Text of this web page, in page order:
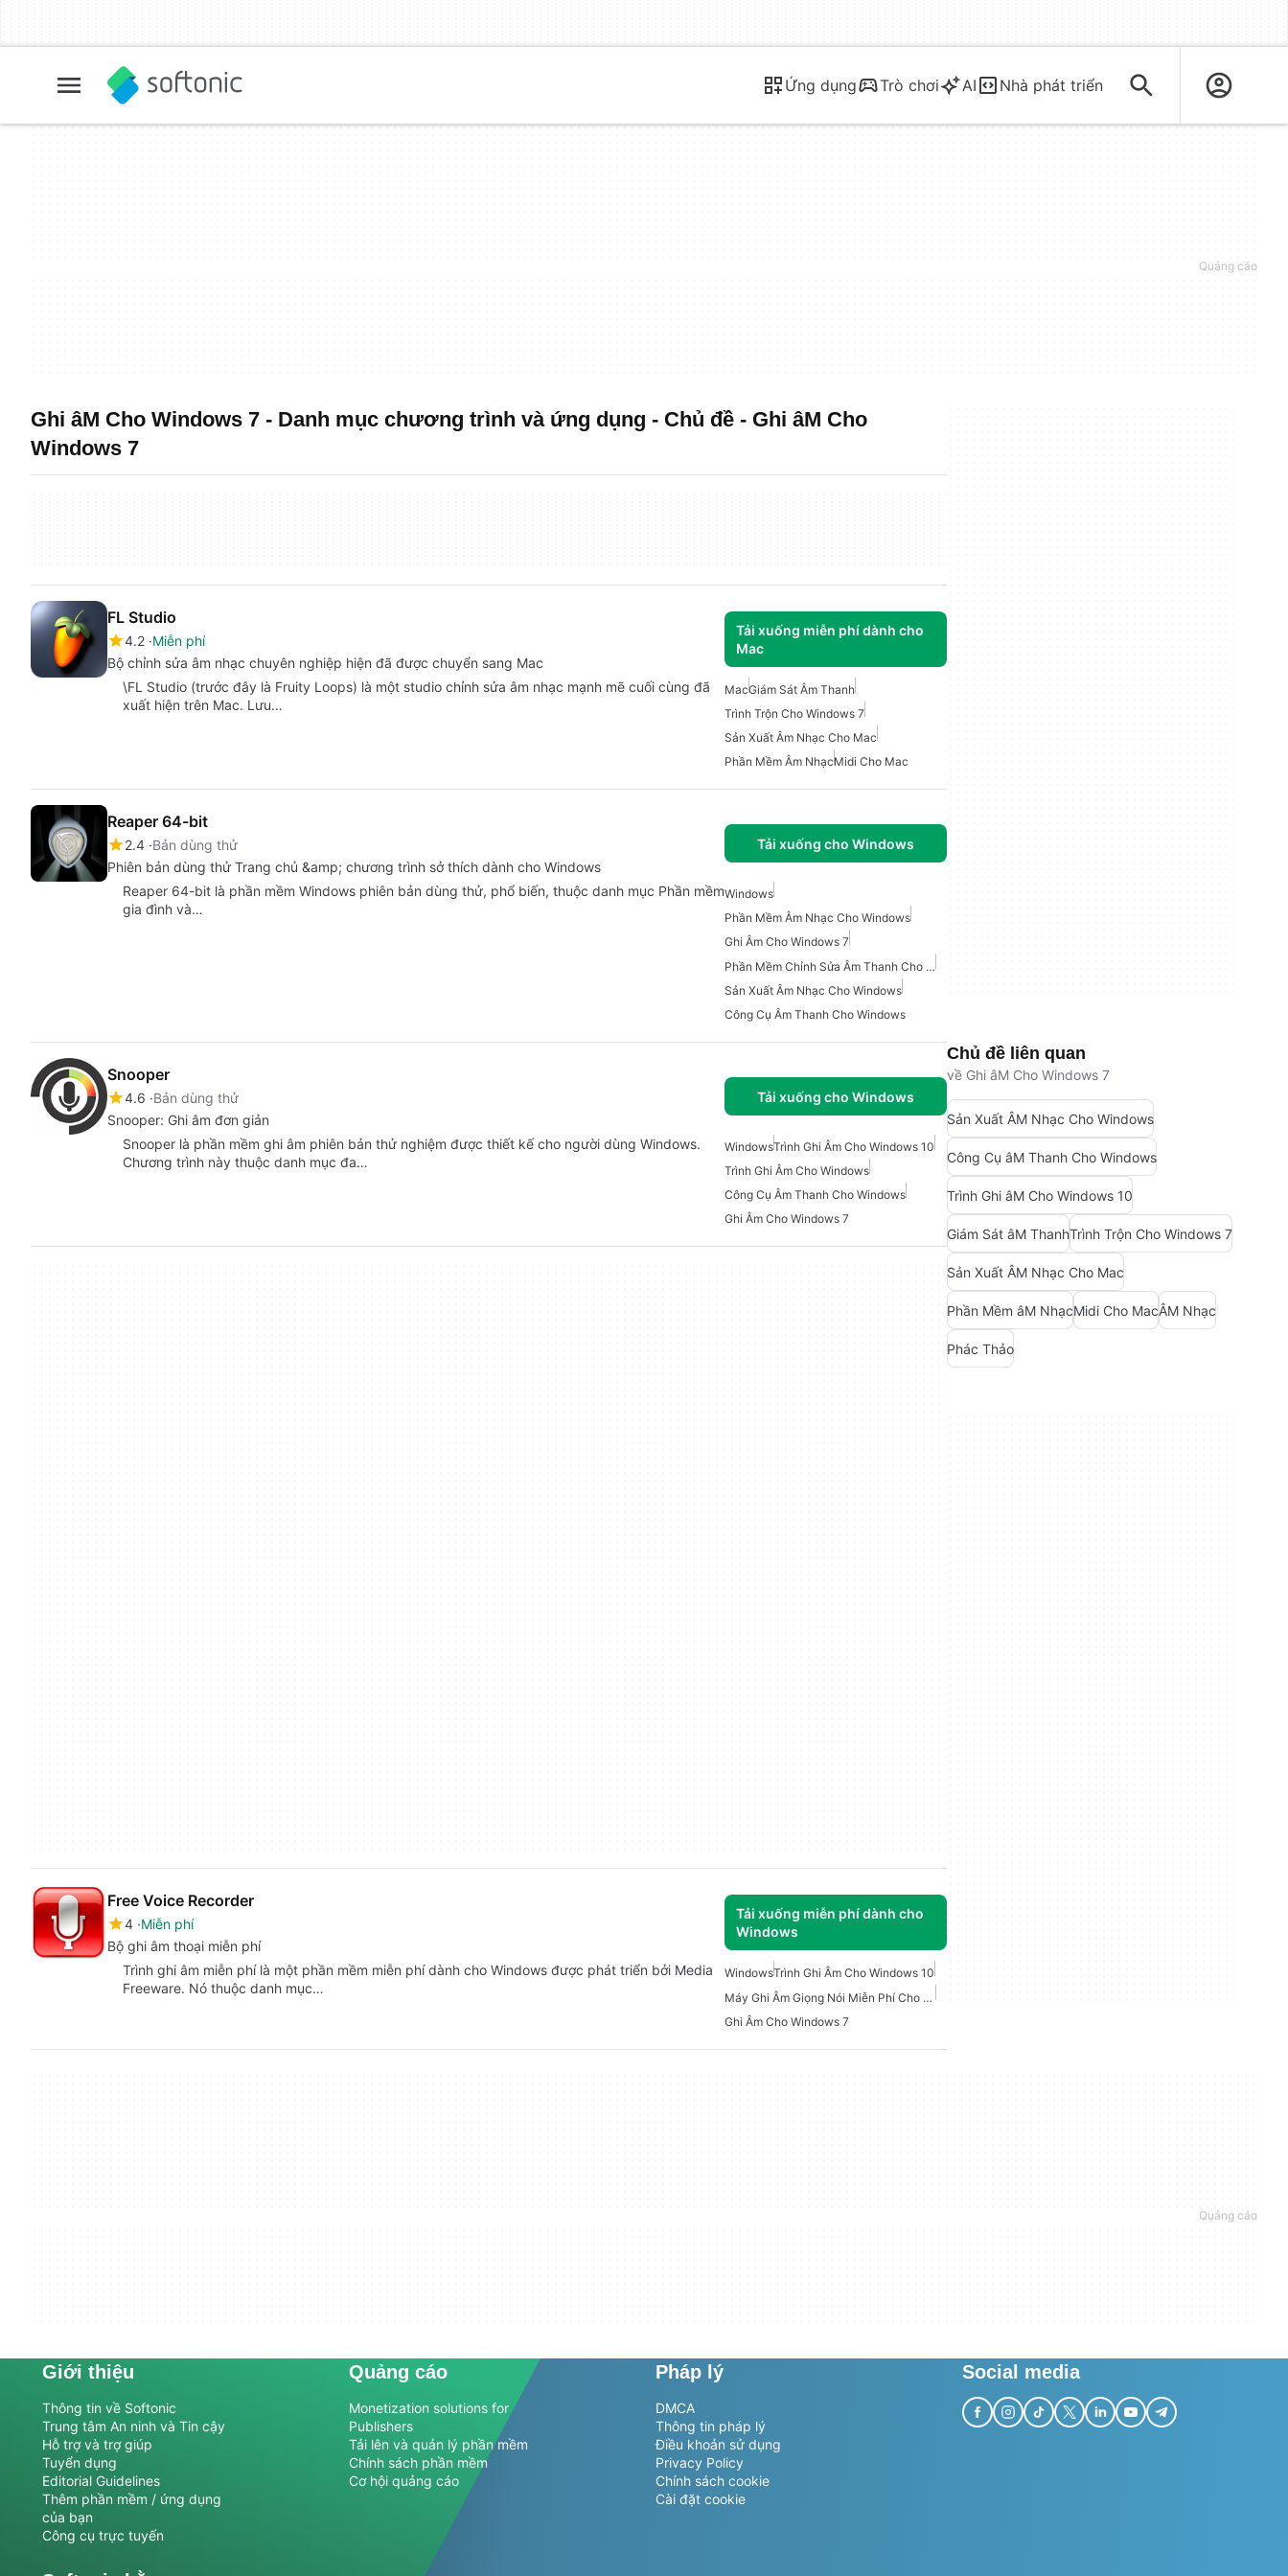
Ứng dụng Trò chơi AI Nhà phát triển
Ghi âM Cho Windows 7 - Danh mục chương trình và ứng dụng - Chủ đề - Ghi âM Cho
Windows 7
FL Studio
4.2 Miễn phí
Bộ chỉnh sửa âm nhạc chuyên nghiệp hiện đã được chuyển sang Mac
Tải xuống miễn phí dành cho
Mac
\FL Studio (trước đây là Fruity Loops) là một studio chỉnh sửa âm nhạc mạnh mẽ cuối cùng đã
xuất hiện trên Mac. Lưu…
MacGiám Sát Âm Thanh
Trình Trộn Cho Windows 7
Sản Xuất Âm Nhạc Cho Mac
Phần Mềm Âm NhạcMidi Cho Mac
Reaper 64-bit
2.4 Bản dùng thử
Phiên bản dùng thử Trang chủ &amp; chương trình sở thích dành cho Windows
Tải xuống cho Windows
Reaper 64-bit là phần mềm Windows phiên bản dùng thử, phổ biến, thuộc danh mục Phần mềm
gia đình và…
Windows
Phần Mềm Âm Nhạc Cho Windows
Ghi Âm Cho Windows 7
Phần Mềm Chỉnh Sửa Âm Thanh Cho Windows 7
Sản Xuất Âm Nhạc Cho Windows
Công Cụ Âm Thanh Cho Windows
Snooper
4.6 Bản dùng thử
Snooper: Ghi âm đơn giản
Tải xuống cho Windows
Snooper là phần mềm ghi âm phiên bản thử nghiệm được thiết kế cho người dùng Windows.
Chương trình này thuộc danh mục đa…
WindowsTrình Ghi Âm Cho Windows 10
Trình Ghi Âm Cho Windows
Công Cụ Âm Thanh Cho Windows
Ghi Âm Cho Windows 7
Free Voice Recorder
4 Miễn phí
Bộ ghi âm thoại miễn phí
Tải xuống miễn phí dành cho
Windows
Trình ghi âm miễn phí là một phần mềm miễn phí dành cho Windows được phát triển bởi Media
Freeware. Nó thuộc danh mục…
WindowsTrình Ghi Âm Cho Windows 10
Máy Ghi Âm Giọng Nói Miễn Phí Cho Windows
Ghi Âm Cho Windows 7
Chủ đề liên quan
về Ghi âM Cho Windows 7
Sản Xuất ÂM Nhạc Cho Windows
Công Cụ âM Thanh Cho Windows
Trình Ghi âM Cho Windows 10
Giám Sát âM ThanhTrình Trộn Cho Windows 7
Sản Xuất ÂM Nhạc Cho Mac
Phần Mềm âM NhạcMidi Cho MacÂM Nhạc
Phác Thảo
Giới thiệu
Thông tin về Softonic
Trung tâm An ninh và Tin cậy
Hỗ trợ và trợ giúp
Tuyển dụng
Editorial Guidelines
Thêm phần mềm / ứng dụng
của bạn
Công cụ trực tuyến
Quảng cáo
Monetization solutions for
Publishers
Tải lên và quản lý phần mềm
Chính sách phần mềm
Cơ hội quảng cáo
Pháp lý
DMCA
Thông tin pháp lý
Điều khoản sử dụng
Privacy Policy
Chính sách cookie
Cài đặt cookie
Social media